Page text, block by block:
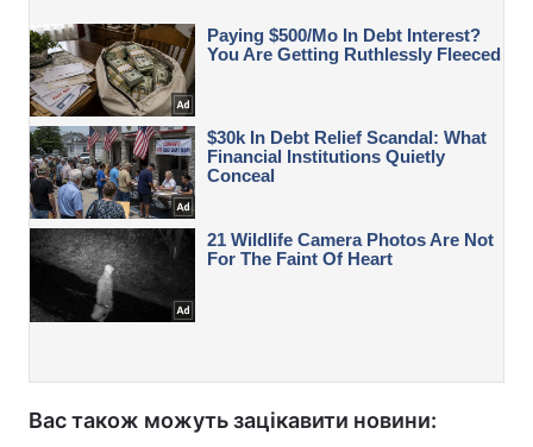
Вас також можуть зацікавити новини: